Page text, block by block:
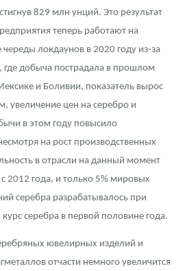
829 млн унций. Это результат
теперь работают на
локдаунов в 2020 году из-за
где добыча пострадала в прошлом
и Боливии, показатель вырос
увеличение цен на серебро и
в этом году повысило
на рост производственных
в отрасли на данный момент
2012 года, и только 5% мировых
серебра разрабатывалось при
серебра в первой половине года.
ювелирных изделий и
отчасти немного увеличится